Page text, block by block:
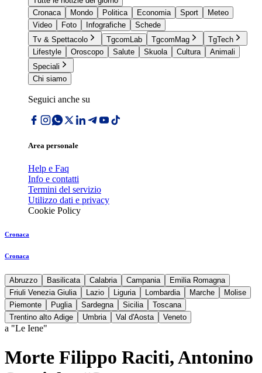
Cronaca
Mondo Politica Economia Sport
Meteo
Video
Foto Infografiche
Schede
Tv & Spettacolo
TgcomLab TgcomMag
TgTech
Lifestyle
Oroscopo Salute Skuola Cultura
Animali
Speciali
Chi siamo
Seguici anche su
Area personale
Help e Faq
Info e contatti
Termini del servizio
Utilizzo dati e privacy
Cookie Policy
Cronaca
Cronaca
Abruzzo Basilicata Calabria Campania
Emilia Romagna
Friuli Venezia Giulia
Lazio Liguria Lombardia Marche
Molise
Piemonte
Puglia Sardegna Sicilia
Toscana
Trentino alto Adige
Umbria Val d'Aosta Veneto
a "Le Iene"
Morte Filippo Raciti, Antonino